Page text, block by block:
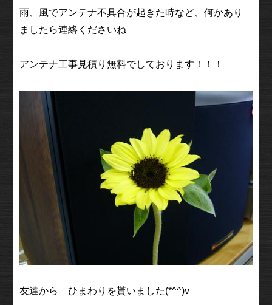
雨、風でアンテナ不具合が起きた時など、何かあり
ましたら連絡くださいね
アンテナ工事見積り無料でしております！！！
友達から ひまわりを貰いました(*^^)v